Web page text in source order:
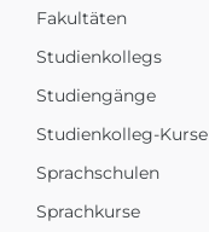
Fakultäten
Studienkollegs
Studiengänge
Studienkolleg-Kurse
Sprachschulen
Sprachkurse